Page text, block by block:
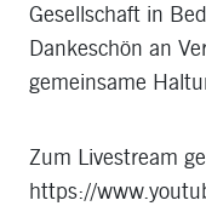
Gesellschaft in
Dankeschön an
gemeinsame
Zum Livestream
https://